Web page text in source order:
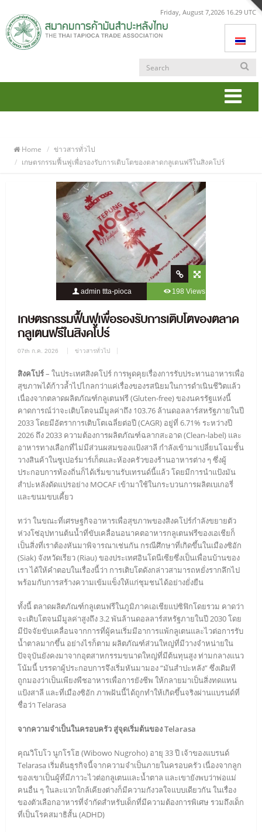
Friday, August 7,2026 16.29 UTC
Home
ข่าวสารทั่วไป
เกษตรกรรมฟื้นฟูเพื่อรองรับการเติบโตของตลาดกลูเตนฟรีในสิงคโปร์
admin ttta-pioca 198 Views
0 Comment
เกษตรกรรมฟื้นฟูเพื่อรองรับการเติบโตของตลาด
กลูเตนฟรีในสิงคโปร์
07th ก.ค. 2026 ข่าวสารทั่วไป
สิงคโปร์– ในประเทศสิงคโปร์ การพูดคุยเรื่องการรับประทานอาหารเพื่อ
สุขภาพได้ก้าวล้ำไปไกลกว่าแค่เรื่องของรสนิยมในการดำเนินชีวิตแล้ว
เนื่องจากตลาดผลิตภัณฑ์กลูเตนฟรี (Gluten-free) ของนครรัฐแห่งนี้
คาดการณ์ว่าจะเติบโตจนมีมูลค่าถึง 103.76 ล้านดอลลาร์สหรัฐภายในปี
2033 โดยมีอัตราการเติบโตเฉลี่ยต่อปี (CAGR) อยู่ที่ 6.71% ระหว่างปี
2026 ถึง 2033 ความต้องการผลิตภัณฑ์ฉลากสะอาด (Clean-label) และ
อาหารทางเลือกที่ไม่มีส่วนผสมของแป้งสาลี กำลังเข้ามาเปลี่ยนโฉมชั้น
วางสินค้าในซูเปอร์มาร์เก็ตและห้องครัวของร้านอาหารต่าง ๆ ซึ่งผู้
ประกอบการท้องถิ่นก็ได้เริ่มขานรับเทรนด์นี้แล้ว โดยมีการนำแป้งมัน
สำปะหลังดัดแปรอย่าง MOCAF เข้ามาใช้ในกระบวนการผลิตเบเกอรี่
และขนมขบเคี้ยว
ทว่า ในขณะที่เศรษฐกิจอาหารเพื่อสุขภาพของสิงคโปร์กำลังขยายตัว
ห่วงโซ่อุปทานต้นน้ำที่ขับเคลื่อนอนาคตอาหารกลูเตนฟรีของเอเชียก็
เป็นสิ่งที่เราต้องหันมาพิจารณาเช่นกัน กรณีศึกษาที่เกิดขึ้นในเมืองซิอัก
(Siak) จังหวัดเรียว (Riau) ของประเทศอินโดนีเซียซึ่งเป็นเพื่อนบ้านของ
เรา ได้ให้คำตอบในเรื่องนี้ว่า การเติบโตดังกล่าวสามารถหยั่งรากลึกไป
พร้อมกับการสร้างความเข้มแข็งให้แก่ชุมชนได้อย่างยั่งยืน
ทั้งนี้ ตลาดผลิตภัณฑ์กลูเตนฟรีในภูมิภาคเอเชียแปซิฟิกโดยรวม คาดว่า
จะเติบโตจนมีมูลค่าสูงถึง 3.2 พันล้านดอลลาร์สหรัฐภายในปี 2030 โดย
มีปัจจัยขับเคลื่อนจากการที่ผู้คนเริ่มมีอาการแพ้กลูเตนและไวต่อการรับ
น้ำตาลมากขึ้น อย่างไรก็ตาม ผลิตภัณฑ์ส่วนใหญ่ที่มีวางจำหน่ายใน
ปัจจุบันยังคงมาจากอุตสาหกรรมขนาดใหญ่ที่มีต้นทุนสูง ท่ามกลางแนว
โน้มนี้ บรรดาผู้ประกอบการจึงเริ่มหันมามอง “มันสำปะหลัง” ซึ่งเดิมที
ถูกมองว่าเป็นเพียงพืชอาหารเพื่อการยังชีพ ให้กลายมาเป็นสิ่งทดแทน
แป้งสาลี และที่เมืองซิอัก ภาพฝันนี้ได้ถูกทำให้เกิดขึ้นจริงผ่านแบรนด์ที่
ชื่อว่า Telarasa
จากความจำเป็นในครอบครัว สู่จุดเริ่มต้นของ Telarasa
คุณวิโบโว นูกโรโฮ (Wibowo Nugroho) อายุ 33 ปี เจ้าของแบรนด์
Telarasa เริ่มต้นธุรกิจนี้จากความจำเป็นภายในครอบครัว เนื่องจากลูก
ของเขาเป็นผู้ที่มีภาวะไวต่อกลูเตนและน้ำตาล และเขายังพบว่าพ่อแม่
คนอื่น ๆ ในละแวกใกล้เคียงต่างก็มีความกังวลใจแบบเดียวกัน ในเรื่อง
ของตัวเลือกอาหารที่จำกัดสำหรับเด็กที่มีความต้องการพิเศษ รวมถึงเด็ก
ที่เป็นโรคสมาธิสั้น (ADHD)